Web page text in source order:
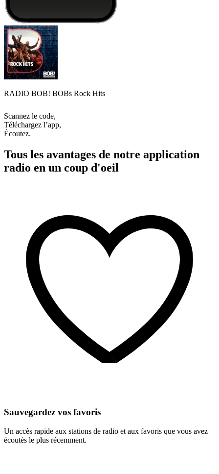
RADIO BOB! BOBs Rock Hits
Scannez le code,
Téléchargez l’app,
Écoutez.
Tous les avantages de notre application
radio en un coup d'oeil
Sauvegardez vos favoris
Un accès rapide aux stations de radio et aux favoris que vous avez
écoutés le plus récemment.